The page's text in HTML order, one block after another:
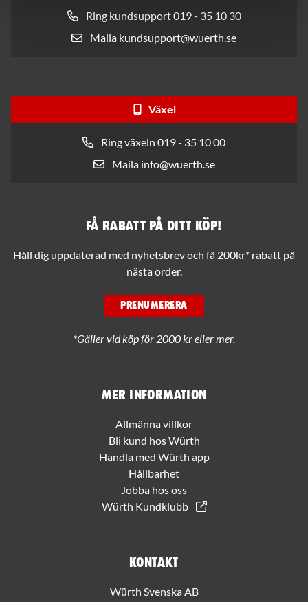
Ring kundsupport 019 - 35 10 30
Maila kundsupport@wuerth.se
Växel
Ring växeln 019 - 35 10 00
Maila info@wuerth.se
Mer information
Allmänna villkor
Bli kund hos Würth
Handla med Würth app
Hållbarhet
Jobba hos oss
Würth Kundklubb
Kontakt
Würth Svenska AB
Få rabatt på ditt köp!
Håll dig uppdaterad med nyhetsbrev och få 200kr* rabatt på
nästa order.
PRENUMERERA
*Gäller vid köp för 2000 kr eller mer.